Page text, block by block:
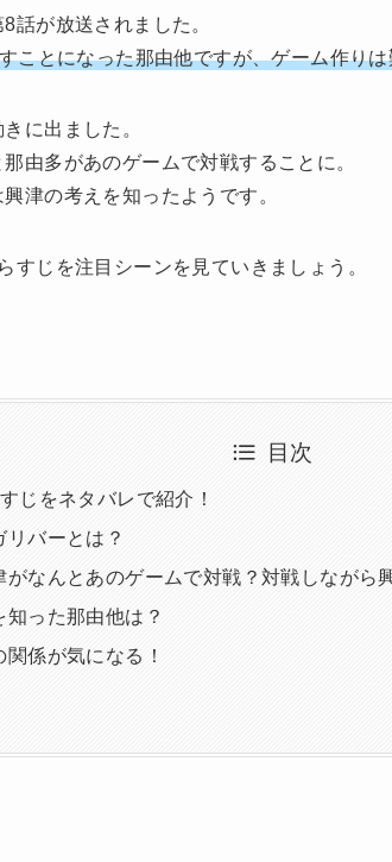
話が放送されました。
ことになった那由他ですが、ゲーム作り
に出ました。
由多があのゲームで対戦することに。
津の考えを知ったようです。
すじを注目シーンを見ていきましょう。
目次
じをネタバレで紹介！
バーとは？
がなんとあのゲームで対戦？対戦しながら
知った那由他は？
係が気になる！